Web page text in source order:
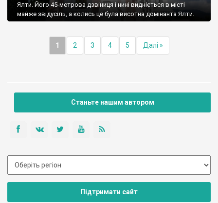
Ялти. Його 45-метрова дзвіниця і нині видніється в місті
майже звідусіль, а колись це була висотна домінанта Ялти.
1 2 3 4 5 Далі »
Станьте нашим автором
Підтримати сайт